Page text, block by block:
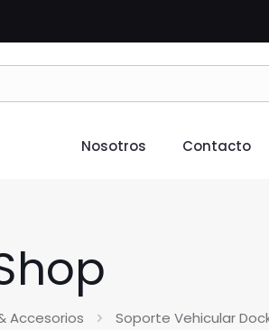
Nosotros Contacto
Accesorios Soporte Vehicular